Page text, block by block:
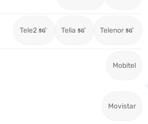
Tele2 Telia Telenor
Mobitel
Movistar